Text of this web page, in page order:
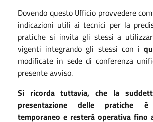
Dovendo questo Ufficio provvedere
indicazioni utili ai tecnici per la
pratiche si invita gli stessi a
vigenti integrando gli stessi con i
modificate in sede di conferenza
presente avviso.
Si ricorda tuttavia, che la
presentazione delle pratiche
temporaneo e resterà operativa fino